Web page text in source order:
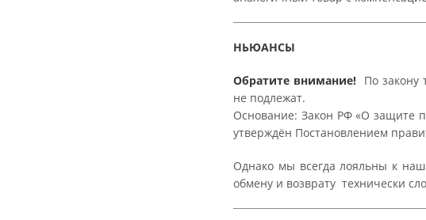
НЬЮАНСЫ
Обратите внимание! По закону
не подлежат.
Основание: Закон РФ «О защите
утверждён Постановлением
Однако мы всегда лояльны к
обмену и возврату технически